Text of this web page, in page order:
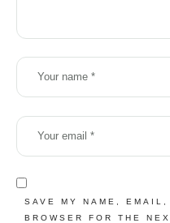
SAVE MY NAME,
BROWSER FOR THE